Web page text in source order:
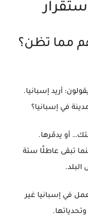
مما تظن؟
أريد إسبانيا.
في إسبانيا؟
أو يدمّرها.
تبقى عاطلًا ستة
في إسبانيا غير